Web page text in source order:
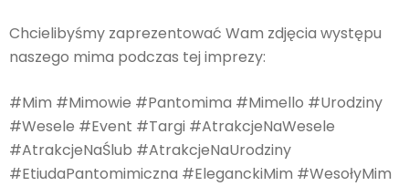
Chcielibyśmy zaprezentować Wam zdjęcia występu
naszego mima podczas tej imprezy:
#Mim #Mimowie #Pantomima #Mimello #Urodziny
#Wesele #Event #Targi #AtrakcjeNaWesele
#AtrakcjeNaŚlub #AtrakcjeNaUrodziny
#EtiudaPantomimiczna #EleganckiMim #WesołyMim